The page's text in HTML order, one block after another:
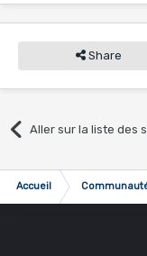
Share
Aller sur la liste des
Accueil